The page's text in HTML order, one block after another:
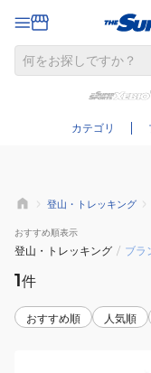
カテゴリ
登山・トレッキング
おすすめ順表示
登山・トレッキング / ブラ
1件
おすすめ順 人気順